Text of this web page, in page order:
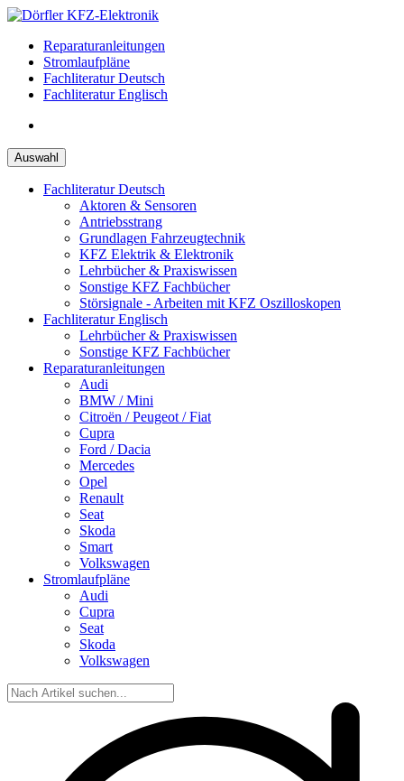
Zum
springenReparaturanleitungen
Stromlaufpläne
Fachliteratur Deutsch
Fachliteratur Englisch
Auswahl
Fachliteratur Deutsch
Aktoren & Sensoren
Antriebsstrang
Grundlagen Fahrzeugtechnik
KFZ Elektrik & Elektronik
Lehrbücher & Praxiswissen
Sonstige KFZ Fachbücher
Störsignale - Arbeiten mit KFZ Oszilloskopen
Fachliteratur Englisch
Lehrbücher & Praxiswissen
Sonstige KFZ Fachbücher
Reparaturanleitungen
Audi
BMW / Mini
Citroën / Peugeot / Fiat
Cupra
Ford / Dacia
Mercedes
Opel
Renault
Seat
Skoda
Smart
Volkswagen
Stromlaufpläne
Audi
Cupra
Seat
Skoda
Volkswagen